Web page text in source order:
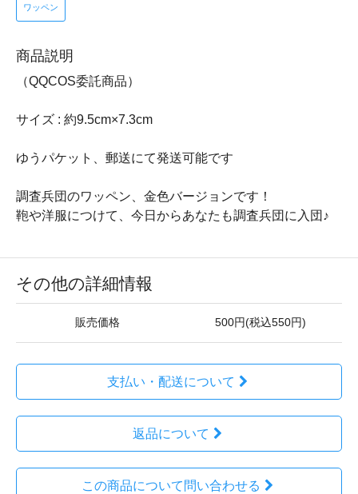
ワッペン
商品説明
（QQCOS委託商品）
サイズ : 約9.5cm×7.3cm
ゆうパケット、郵送にて発送可能です
調査兵団のワッペン、金色バージョンです！
鞄や洋服につけて、今日からあなたも調査兵団に入団♪
その他の詳細情報
販売価格 500円(税込550円)
支払い・配送について
返品について
この商品について問い合わせる